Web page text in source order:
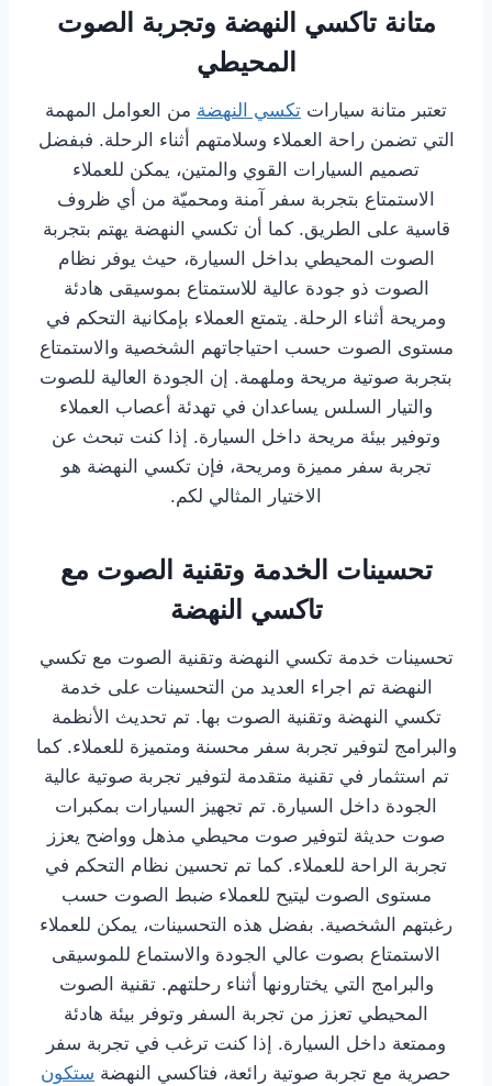
متانة تاكسي النهضة وتجربة الصوت
المحيطي
تعتبر متانة سيارات تكسي النهضة من العوامل المهمة
التي تضمن راحة العملاء وسلامتهم أثناء الرحلة. فبفضل
تصميم السيارات القوي والمتين، يمكن للعملاء
الاستمتاع بتجربة سفر آمنة ومحميّة من أي ظروف
قاسية على الطريق. كما أن تكسي النهضة يهتم بتجربة
الصوت المحيطي بداخل السيارة، حيث يوفر نظام
الصوت ذو جودة عالية للاستمتاع بموسيقى هادئة
ومريحة أثناء الرحلة. يتمتع العملاء بإمكانية التحكم في
مستوى الصوت حسب احتياجاتهم الشخصية والاستمتاع
بتجربة صوتية مريحة وملهمة. إن الجودة العالية للصوت
والتيار السلس يساعدان في تهدئة أعصاب العملاء
وتوفير بيئة مريحة داخل السيارة. إذا كنت تبحث عن
تجربة سفر مميزة ومريحة، فإن تكسي النهضة هو
الاختيار المثالي لكم.
تحسينات الخدمة وتقنية الصوت مع
تاكسي النهضة
تحسينات خدمة تكسي النهضة وتقنية الصوت مع تكسي
النهضة تم اجراء العديد من التحسينات على خدمة
تكسي النهضة وتقنية الصوت بها. تم تحديث الأنظمة
والبرامج لتوفير تجربة سفر محسنة ومتميزة للعملاء. كما
تم استثمار في تقنية متقدمة لتوفير تجربة صوتية عالية
الجودة داخل السيارة. تم تجهيز السيارات بمكبرات
صوت حديثة لتوفير صوت محيطي مذهل وواضح يعزز
تجربة الراحة للعملاء. كما تم تحسين نظام التحكم في
مستوى الصوت ليتيح للعملاء ضبط الصوت حسب
رغبتهم الشخصية. بفضل هذه التحسينات، يمكن للعملاء
الاستمتاع بصوت عالي الجودة والاستماع للموسيقى
والبرامج التي يختارونها أثناء رحلتهم. تقنية الصوت
المحيطي تعزز من تجربة السفر وتوفر بيئة هادئة
وممتعة داخل السيارة. إذا كنت ترغب في تجربة سفر
حصرية مع تجربة صوتية رائعة، فتاكسي النهضة ستكون